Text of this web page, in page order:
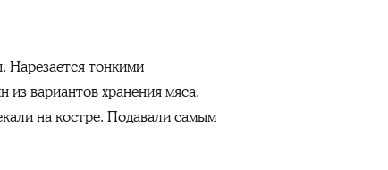
Нарезается тонкими
вариантов хранения мяса.
на костре. Подавали самым